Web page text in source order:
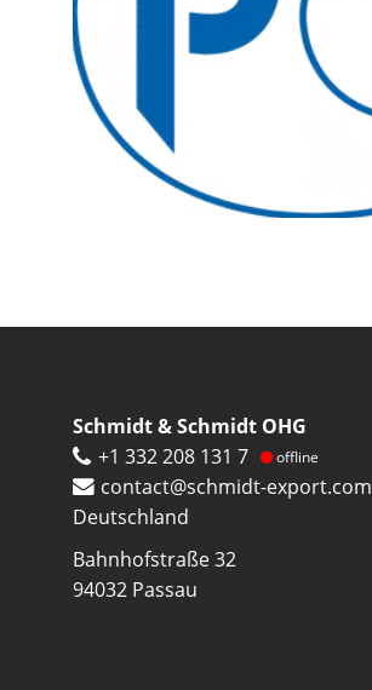
Schmidt & Schmidt OHG
+1 332 208 131 7
offline
contact@schmidt-export.com
Deutschland
Bahnhofstraße 32
94032 Passau